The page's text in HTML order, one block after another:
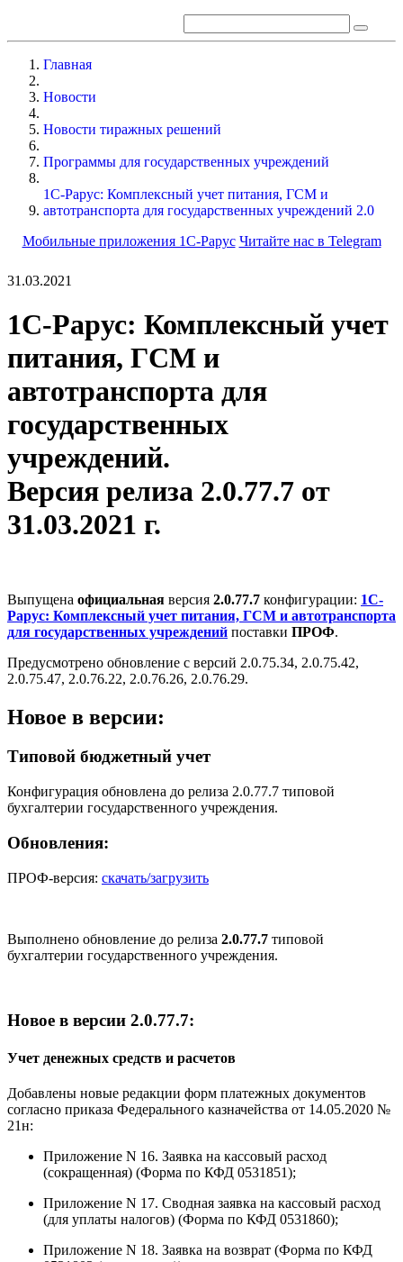
Главная
Новости
Новости тиражных решений
Программы для государственных учреждений
1С-Рарус: Комплексный учет питания, ГСМ и
автотранспорта для государственных учреждений 2.0
Мобильные приложения 1С-Рарус Читайте нас в Telegram
31.03.2021
1С-Рарус: Комплексный учет
питания, ГСМ и
автотранспорта для
государственных
учреждений.
Версия релиза 2.0.77.7 от
31.03.2021 г.
Выпущена официальная версия 2.0.77.7 конфигурации: 1С-
Рарус: Комплексный учет питания, ГСМ и автотранспорта
для государственных учреждений поставки ПРОФ.
Предусмотрено обновление с версий 2.0.75.34, 2.0.75.42,
2.0.75.47, 2.0.76.22, 2.0.76.26, 2.0.76.29.
Новое в версии:
Типовой бюджетный учет
Конфигурация обновлена до релиза 2.0.77.7 типовой
бухгалтерии государственного учреждения.
Обновления:
ПРОФ-версия: скачать/загрузить
Выполнено обновление до релиза 2.0.77.7 типовой
бухгалтерии государственного учреждения.
Новое в версии 2.0.77.7:
Учет денежных средств и расчетов
Добавлены новые редакции форм платежных документов
согласно приказа Федерального казначейства от 14.05.2020 №
21н:
Приложение N 16. Заявка на кассовый расход
(сокращенная) (Форма по КФД 0531851);
Приложение N 17. Сводная заявка на кассовый расход
(для уплаты налогов) (Форма по КФД 0531860);
Приложение N 18. Заявка на возврат (Форма по КФД